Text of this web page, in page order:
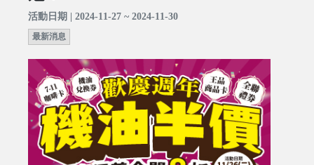
活動日期 | 2024-11-27 ~ 2024-11-30
最新消息